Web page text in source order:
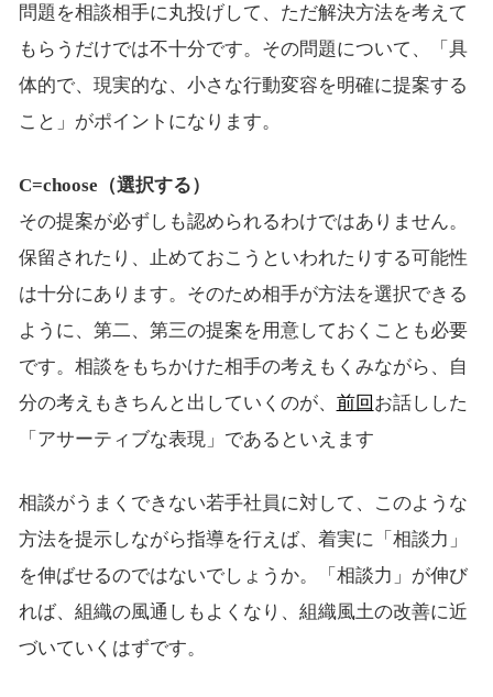
問題を相談相手に丸投げして、ただ解決方法を考えて
もらうだけでは不十分です。その問題について、「具
体的で、現実的な、小さな行動変容を明確に提案する
こと」がポイントになります。
C=choose（選択する）
その提案が必ずしも認められるわけではありません。
保留されたり、止めておこうといわれたりする可能性
は十分にあります。そのため相手が方法を選択できる
ように、第二、第三の提案を用意しておくことも必要
です。相談をもちかけた相手の考えもくみながら、自
分の考えもきちんと出していくのが、 前回 お話しした
「アサーティブな表現」であるといえます
相談がうまくできない若手社員に対して、このような
方法を提示しながら指導を行えば、着実に「相談力」
を伸ばせるのではないでしょうか。「相談力」が伸び
れば、組織の風通しもよくなり、組織風土の改善に近
づいていくはずです。